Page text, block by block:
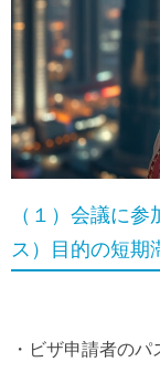
（１）会議に
ス）目的の短期
・ビザ申請者のパ